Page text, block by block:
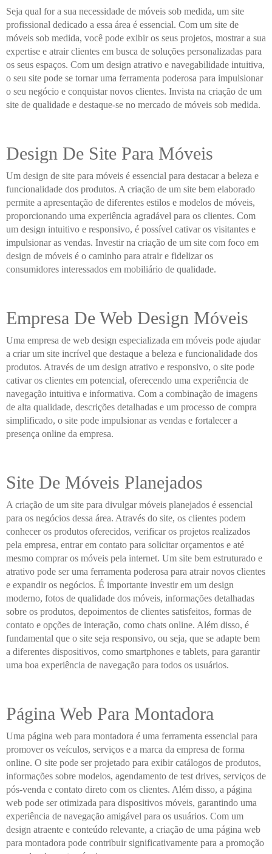
Seja qual for a sua necessidade de móveis sob medida, um site
profissional dedicado a essa área é essencial. Com um site de
móveis sob medida, você pode exibir os seus projetos, mostrar a sua
expertise e atrair clientes em busca de soluções personalizadas para
os seus espaços. Com um design atrativo e navegabilidade intuitiva,
o seu site pode se tornar uma ferramenta poderosa para impulsionar
o seu negócio e conquistar novos clientes. Invista na criação de um
site de qualidade e destaque-se no mercado de móveis sob medida.
Design De Site Para Móveis
Um design de site para móveis é essencial para destacar a beleza e
funcionalidade dos produtos. A criação de um site bem elaborado
permite a apresentação de diferentes estilos e modelos de móveis,
proporcionando uma experiência agradável para os clientes. Com
um design intuitivo e responsivo, é possível cativar os visitantes e
impulsionar as vendas. Investir na criação de um site com foco em
design de móveis é o caminho para atrair e fidelizar os
consumidores interessados em mobiliário de qualidade.
Empresa De Web Design Móveis
Uma empresa de web design especializada em móveis pode ajudar
a criar um site incrível que destaque a beleza e funcionalidade dos
produtos. Através de um design atrativo e responsivo, o site pode
cativar os clientes em potencial, oferecendo uma experiência de
navegação intuitiva e informativa. Com a combinação de imagens
de alta qualidade, descrições detalhadas e um processo de compra
simplificado, o site pode impulsionar as vendas e fortalecer a
presença online da empresa.
Site De Móveis Planejados
A criação de um site para divulgar móveis planejados é essencial
para os negócios dessa área. Através do site, os clientes podem
conhecer os produtos oferecidos, verificar os projetos realizados
pela empresa, entrar em contato para solicitar orçamentos e até
mesmo comprar os móveis pela internet. Um site bem estruturado e
atrativo pode ser uma ferramenta poderosa para atrair novos clientes
e expandir os negócios. É importante investir em um design
moderno, fotos de qualidade dos móveis, informações detalhadas
sobre os produtos, depoimentos de clientes satisfeitos, formas de
contato e opções de interação, como chats online. Além disso, é
fundamental que o site seja responsivo, ou seja, que se adapte bem
a diferentes dispositivos, como smartphones e tablets, para garantir
uma boa experiência de navegação para todos os usuários.
Página Web Para Montadora
Uma página web para montadora é uma ferramenta essencial para
promover os veículos, serviços e a marca da empresa de forma
online. O site pode ser projetado para exibir catálogos de produtos,
informações sobre modelos, agendamento de test drives, serviços de
pós-venda e contato direto com os clientes. Além disso, a página
web pode ser otimizada para dispositivos móveis, garantindo uma
experiência de navegação amigável para os usuários. Com um
design atraente e conteúdo relevante, a criação de uma página web
para montadora pode contribuir significativamente para a promoção